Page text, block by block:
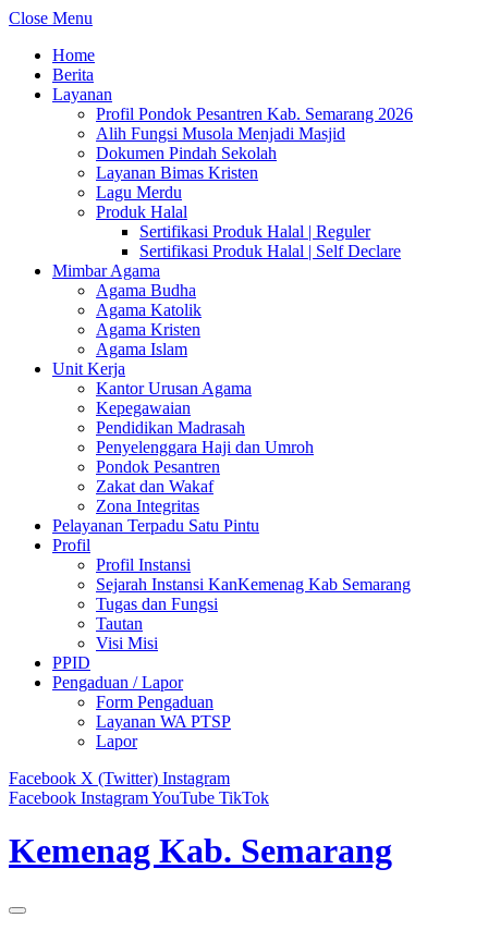
Close Menu
Home
Berita
Layanan
Profil Pondok Pesantren Kab. Semarang 2026
Alih Fungsi Musola Menjadi Masjid
Dokumen Pindah Sekolah
Layanan Bimas Kristen
Lagu Merdu
Produk Halal
Sertifikasi Produk Halal | Reguler
Sertifikasi Produk Halal | Self Declare
Mimbar Agama
Agama Budha
Agama Katolik
Agama Kristen
Agama Islam
Unit Kerja
Kantor Urusan Agama
Kepegawaian
Pendidikan Madrasah
Penyelenggara Haji dan Umroh
Pondok Pesantren
Zakat dan Wakaf
Zona Integritas
Pelayanan Terpadu Satu Pintu
Profil
Profil Instansi
Sejarah Instansi KanKemenag Kab Semarang
Tugas dan Fungsi
Tautan
Visi Misi
PPID
Pengaduan / Lapor
Form Pengaduan
Layanan WA PTSP
Lapor
Facebook X (Twitter) Instagram
Facebook InstagramYouTube TikTok
Kemenag Kab. Semarang